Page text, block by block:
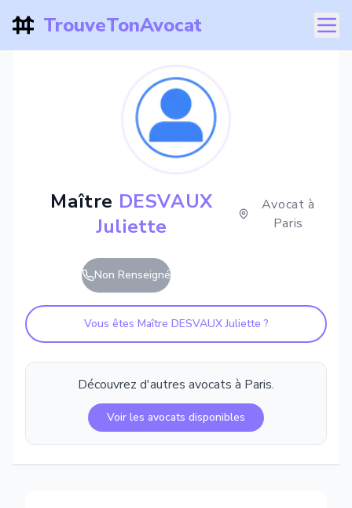
TrouveTonAvocat
Maître DESVAUX
Juliette
Avocat à
Paris
Non Renseigné
Vous êtes Maître DESVAUX Juliette ?
Découvrez d'autres avocats à Paris.
Voir les avocats disponibles